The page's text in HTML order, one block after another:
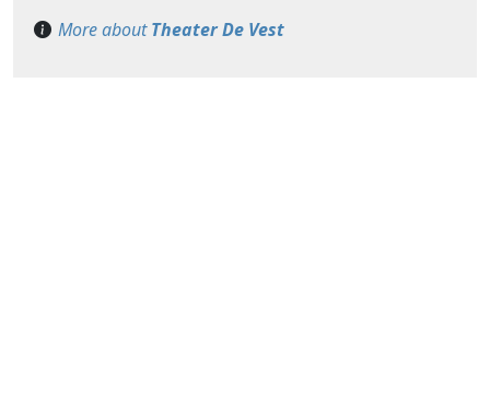
More aboutTheater De Vest